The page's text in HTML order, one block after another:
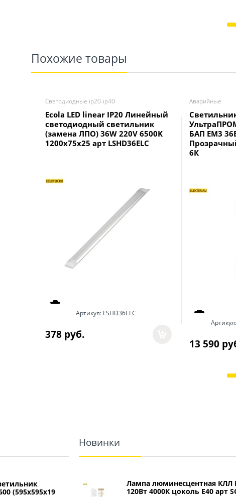
Похожие товары
Светодиодные ip20-ip40
Ecola LED linear IP20 Линейный
светодиодный светильник
(замена ЛПО) 36W 220V 6500K
1200x75x25 арт LSHD36ELC
Артикул: LSHD36ELC
378 руб.
Аварийные
БАП EM3
6К
13 590
(595x595x19
Новинки
Лампа люминесцентная КЛЛ
120Вт 4000К цоколь Е40 арт